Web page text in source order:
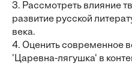
3. Рассмотреть влияние
развитие русской
века.
4. Оценить современное
'Царевна-лягушка' в